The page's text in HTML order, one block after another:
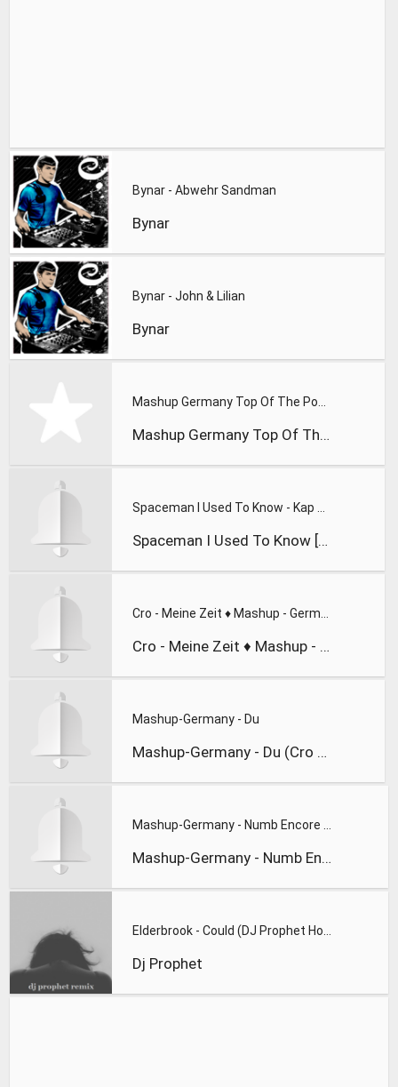
Bynar - Abwehr Sandman
Bynar
Bynar - John & Lilian
Bynar
Mashup Germany Top Of The Pops 2011
Spaceman I Used To Know [Kap Slap Bootleg] - Kap Slap
Cro - Meine Zeit ♦ Mashup - Germany ♥
Mashup-Germany - Du
Mashup-Germany - Du (Cro from Mars)
Mashup-Germany - Numb Encore 2012
Dj Prophet